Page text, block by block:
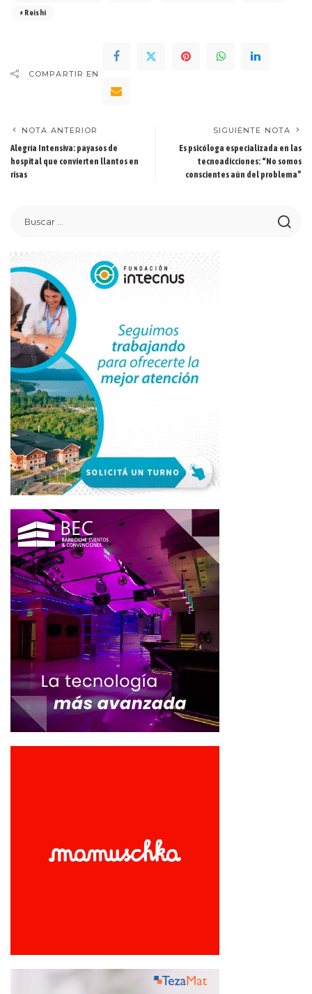
Reishi
COMPARTIR EN
NOTA ANTERIOR
Alegría Intensiva: payasos de
hospital que convierten llantos en
risas
SIGUIENTE NOTA
Es psicóloga especializada en las
tecnoadicciones: “No somos
conscientes aún del problema”